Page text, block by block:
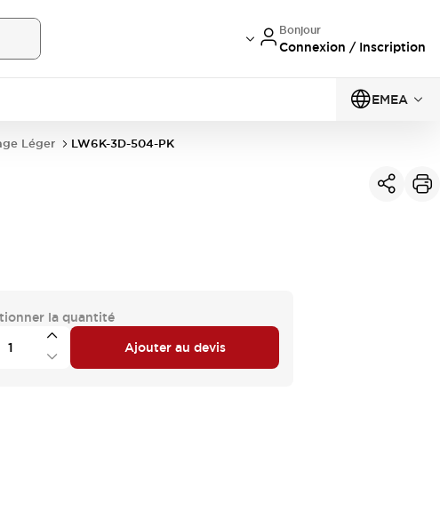
Bonjour
Connexion / Inscription
EMEA
Léger LW6K-3D-504-PK
la quantité
Ajouter au devis